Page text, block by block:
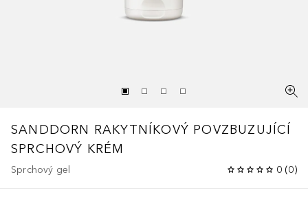
SANDDORN RAKYTNÍKOVÝ POVZBUZUJÍCÍ
SPRCHOVÝ KRÉM
Sprchový gel 0 (0)